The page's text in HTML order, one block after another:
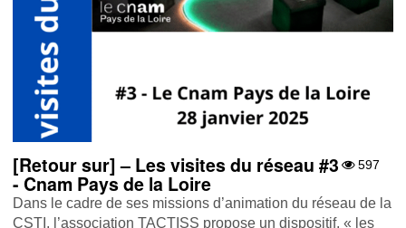
597
[Retour sur] – Les visites du réseau #3
- Cnam Pays de la Loire
Dans le cadre de ses missions d’animation du réseau de la
CSTI, l’association TACTISS propose un dispositif, « les